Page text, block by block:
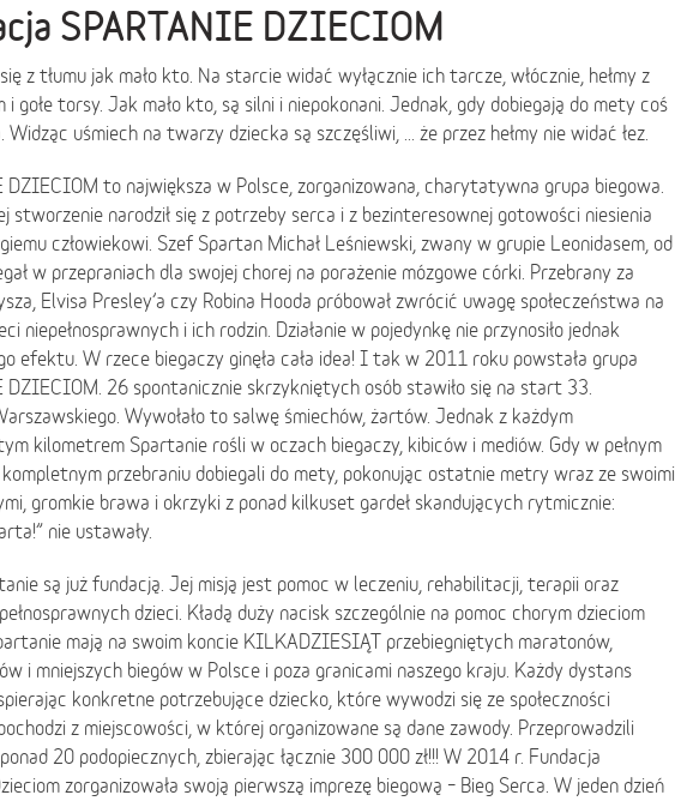
SPARTANIE DZIECIOM
z tłumu jak mało kto. Na starcie widać wyłącznie ich tarcze, włócznie, hełmy z
i gołe torsy. Jak mało kto, są silni i niepokonani. Jednak, gdy dobiegają do mety coś
Widząc uśmiech na twarzy dziecka są szczęśliwi, ... że przez hełmy nie widać łez.
DZIECIOM to największa w Polsce, zorganizowana, charytatywna grupa biegowa.
stworzenie narodził się z potrzeby serca i z bezinteresownej gotowości niesienia
człowiekowi. Szef Spartan Michał Leśniewski, zwany w grupie Leonidasem, od
w przepraniach dla swojej chorej na porażenie mózgowe córki. Przebrany za
Elvisa Presley’a czy Robina Hooda próbował zwrócić uwagę społeczeństwa na
niepełnosprawnych i ich rodzin. Działanie w pojedynkę nie przynosiło jednak
efektu. W rzece biegaczy ginęła cała idea! I tak w 2011 roku powstała grupa
DZIECIOM. 26 spontanicznie skrzykniętych osób stawiło się na start 33.
Wywołało to salwę śmiechów, żartów. Jednak z każdym
kilometrem Spartanie rośli w oczach biegaczy, kibiców i mediów. Gdy w pełnym
kompletnym przebraniu dobiegali do mety, pokonując ostatnie metry wraz ze swoimi
gromkie brawa i okrzyki z ponad kilkuset gardeł skandujących rytmicznie:
nie ustawały.
są już fundacją. Jej misją jest pomoc w leczeniu, rehabilitacji, terapii oraz
dzieci. Kładą duży nacisk szczególnie na pomoc chorym dzieciom
mają na swoim koncie KILKADZIESIĄT przebiegniętych maratonów,
i mniejszych biegów w Polsce i poza granicami naszego kraju. Każdy dystans
konkretne potrzebujące dziecko, które wywodzi się ze społeczności
z miejscowości, w której organizowane są dane zawody. Przeprowadzili
20 podopiecznych, zbierając łącznie 300 000 zł!!! W 2014 r. Fundacja
zorganizowała swoją pierwszą imprezę biegową – Bieg Serca. W jeden dzień